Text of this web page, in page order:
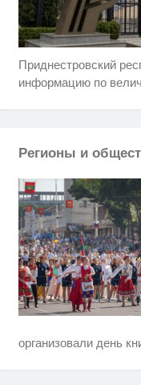
Приднестровский
информацию по
Регионы и
организовали день
Этот
Ржу не
Ролик из
Крыма: